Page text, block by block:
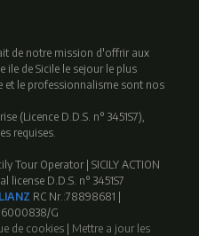
de notre mission d'offrir aux
de Sicile le sejour le plus
et le professionnalisme sont nos
(Licence D.D.S. n° 3451S7),
requises.
Operator | SICILY ACTION
license D.D.S. n° 3451S7
RC Nr.:78898681 |
G
de cookies Mettre a jour les